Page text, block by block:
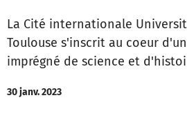
La Cité internationale
Toulouse s'inscrit au coeur
imprégné de science et
30 janv. 2023